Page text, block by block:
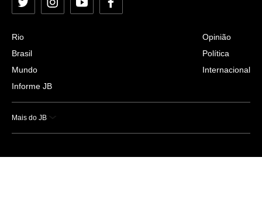
Twitter InstagramYouTubeFacebook
Rio
Brasil
Mundo
Informe JB
Opinião
Política
Internacional
Mais do JB
Esportes